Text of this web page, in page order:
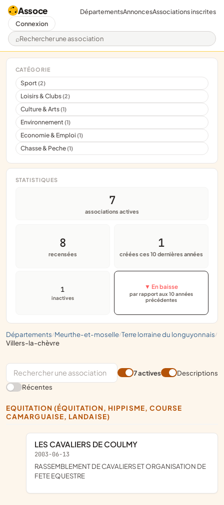
Assoce
Rechercher une association
DépartementsAnnoncesAssociations inscrites
Connexion
départements/ meurthe-et-moselle/ terre lorraine du longuyonnais/
villers-la-chèvre
CATÉGORIE
Sport(2)
Loisirs & Clubs(2)
Culture & Arts(1)
Environnement(1)
Economie & Emploi(1)
Chasse & Peche(1)
STATISTIQUES
7
associations actives
8
recensées
1
créées ces 10 dernières années
1
inactives
▼ En baisse
par rapport aux 10 années
précédentes
7 actives
Descriptions
Récentes
EQUITATION (ÉQUITATION, HIPPISME, COURSE
CAMARGUAISE, LANDAISE)
LES CAVALIERS DE COULMY
2003-06-13
RASSEMBLEMENT DE CAVALIERS ET ORGANISATION DE
FETE EQUESTRE